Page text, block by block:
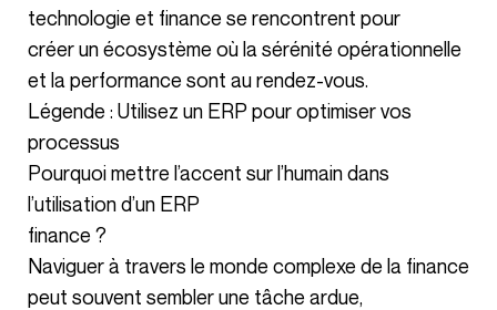
technologie et finance se rencontrent pour
créer un écosystème où la sérénité opérationnelle
et la performance sont au rendez-vous.
Légende : Utilisez un ERP pour optimiser vos
processus
Pourquoi mettre l’accent sur l’humain dans
l’utilisation d’un ERP
finance ?
Naviguer à travers le monde complexe de la finance
peut souvent sembler une tâche ardue,